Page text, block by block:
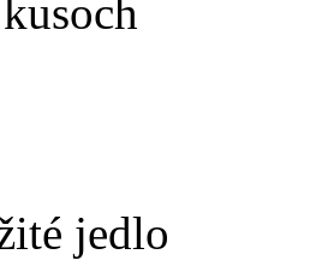
jedlo